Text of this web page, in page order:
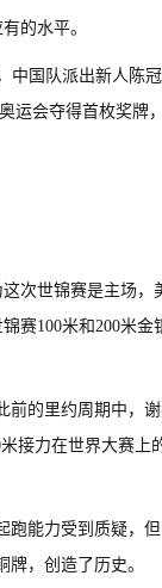
的水平。
中国队派出新人陈
运会夺得首枚奖牌
次世锦赛是主场
赛100米和200米
的里约周期中，
接力在世界大赛上
能力受到质疑，
，创造了历史。